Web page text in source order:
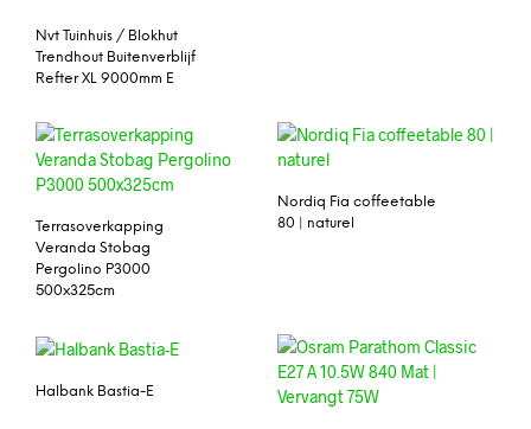
Nvt Tuinhuis / Blokhut
Trendhout Buitenverblijf
Refter XL 9000mm E
Terrasoverkapping
Veranda Stobag
Pergolino P3000
500x325cm
Nordiq Fia coffeetable
80 | naturel
Halbank Bastia-E